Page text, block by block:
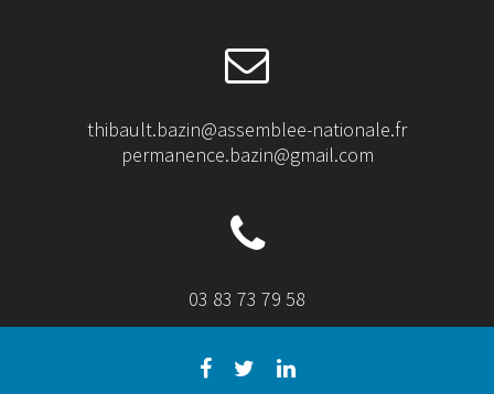
thibault.bazin@assemblee-nationale.fr
permanence.bazin@gmail.com
03 83 73 79 58